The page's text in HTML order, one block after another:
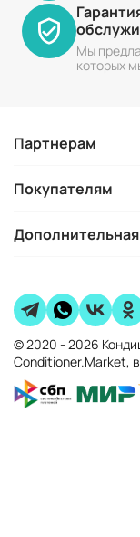
Мы
которых
Партнерам
Покупателям
© 2020 - 2026
Conditioner.Market,